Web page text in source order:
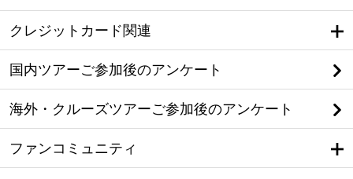
クレジットカード関連
国内ツアーご参加後のアンケート
海外・クルーズツアーご参加後のアンケート
ファンコミュニティ